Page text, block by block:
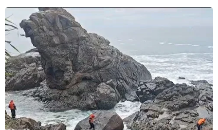
Toàn cảnh buổi tiếp. (Ảnh: Ngọc Thiện/TTXVN)
Ngày 17/11, tại thành phố Cần Thơ, lãnh đạo
Ban Chỉ đạo Tây Nam bộ đã có buổi tiếp và làm
việc với Phó Chủ tịch Quốc hội Cộng hòa Liên
bang Đức Edelgard Bulmahn cùng các thành